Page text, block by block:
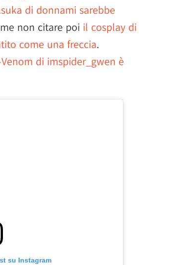
di donnami sarebbe
non citare poi il cosplay di
come una freccia.
di imspider_gwen è
su Instagram